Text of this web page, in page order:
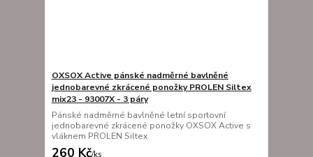
OXSOX Active pánské nadměrné bavlněné
jednobarevné zkrácené ponožky PROLEN Siltex
mix23 - 93007X - 3 páry
Pánské nadměrné bavlněné letní sportovní
jednobarevné zkrácené ponožky OXSOX Active s
vláknem PROLEN Siltex.
260 Kč/ks